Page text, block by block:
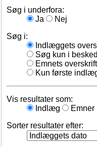
Søg i underfora:
Ja
Nej
Søg i:
Indlæggets
Søg kun i
Emnets overskrift
Kun første
Vis resultater som:
Indlæg
Emner
Sorter resultater efter: